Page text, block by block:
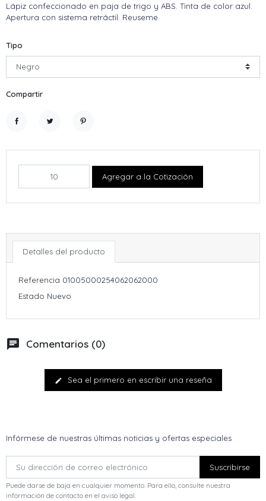
Lápiz confeccionado en paja de trigo y ABS. Tinta de color azul.
Apertura con sistema retráctil. Reuseme
Tipo
Compartir
Agregar a la Cotización
Detalles del producto
Referencia 01005000254062062000
Estado Nuevo
chat Comentarios (0)
edit Sea el primero en escribir una reseña
Infórmese de nuestras últimas noticias y ofertas especiales
Puede darse de baja en cualquier momento. Para ello, consulte nuestra
información de contacto en el aviso legal.